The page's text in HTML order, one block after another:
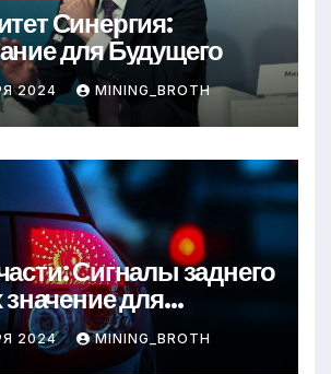
Синергия:
для Будущего
2024 MINING_BROTH
Сигналы заднего
значение для
на дороге
2024 MINING_BROTH